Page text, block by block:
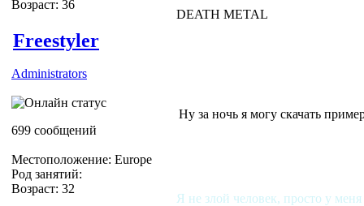
Возраст: 36
DEATH METAL
Freestyler
Administrators
699 сообщений
Местоположение: Europe
Род занятий:
Возраст: 32
Ну за ночь я могу скачать
Я не злой человек, просто у